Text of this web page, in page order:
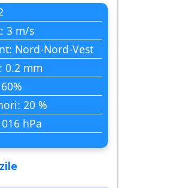
3 m/s
Nord-Nord-Vest
0.2 mm
20 %
hPa